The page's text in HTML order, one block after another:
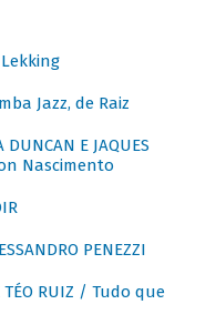
Jazz, de Raiz
E JAQUES
Nascimento
PENEZZI
TÉO RUIZ / Tudo que